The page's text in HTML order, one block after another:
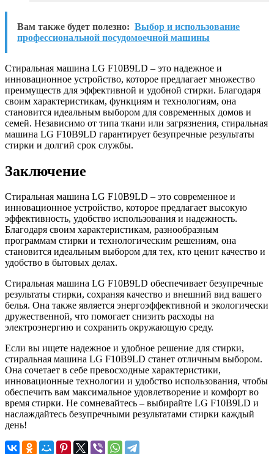
Вам также будет полезно: Выбор и использование
профессиональной посудомоечной машины
Стиральная машина LG F10B9LD – это надежное и
инновационное устройство, которое предлагает множество
преимуществ для эффективной и удобной стирки. Благодаря
своим характеристикам, функциям и технологиям, она
становится идеальным выбором для современных домов и
семей. Независимо от типа ткани или загрязнения, стиральная
машина LG F10B9LD гарантирует безупречные результаты
стирки и долгий срок службы.
Заключение
Стиральная машина LG F10B9LD – это современное и
инновационное устройство, которое предлагает высокую
эффективность, удобство использования и надежность.
Благодаря своим характеристикам, разнообразным
программам стирки и технологическим решениям, она
становится идеальным выбором для тех, кто ценит качество и
удобство в бытовых делах.
Стиральная машина LG F10B9LD обеспечивает безупречные
результаты стирки, сохраняя качество и внешний вид вашего
белья. Она также является энергоэффективной и экологически
дружественной, что помогает снизить расходы на
электроэнергию и сохранить окружающую среду.
Если вы ищете надежное и удобное решение для стирки,
стиральная машина LG F10B9LD станет отличным выбором.
Она сочетает в себе превосходные характеристики,
инновационные технологии и удобство использования, чтобы
обеспечить вам максимальное удовлетворение и комфорт во
время стирки. Не сомневайтесь – выбирайте LG F10B9LD и
наслаждайтесь безупречными результатами стирки каждый
день!